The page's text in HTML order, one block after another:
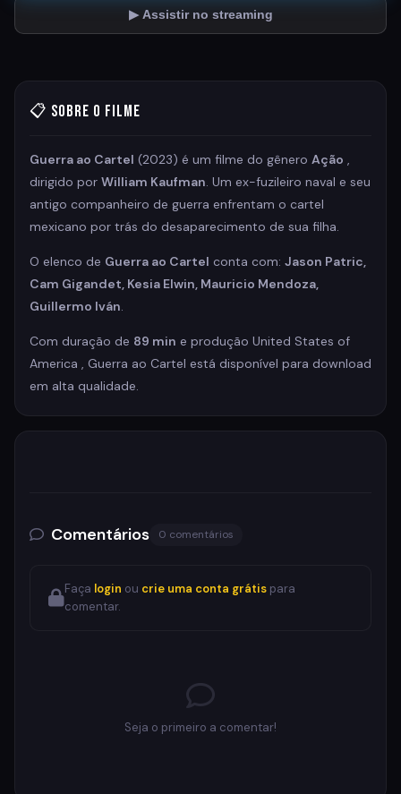
▶ Assistir no streaming
📋 Sobre o Filme
Guerra ao Cartel (2023) é um filme do gênero Ação ,
dirigido por William Kaufman. Um ex-fuzileiro naval e seu
antigo companheiro de guerra enfrentam o cartel
mexicano por trás do desaparecimento de sua filha.
O elenco de Guerra ao Cartel conta com: Jason Patric,
Cam Gigandet, Kesia Elwin, Mauricio Mendoza,
Guillermo Iván.
Com duração de 89 min e produção United States of
America , Guerra ao Cartel está disponível para download
em alta qualidade.
Comentários 0 comentários
Faça login ou crie uma conta grátis para
comentar.
Seja o primeiro a comentar!